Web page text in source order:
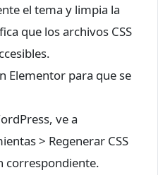
el tema y limpia la
que los archivos CSS
Elementor para que se
ve a
> Regenerar CSS
correspondiente.